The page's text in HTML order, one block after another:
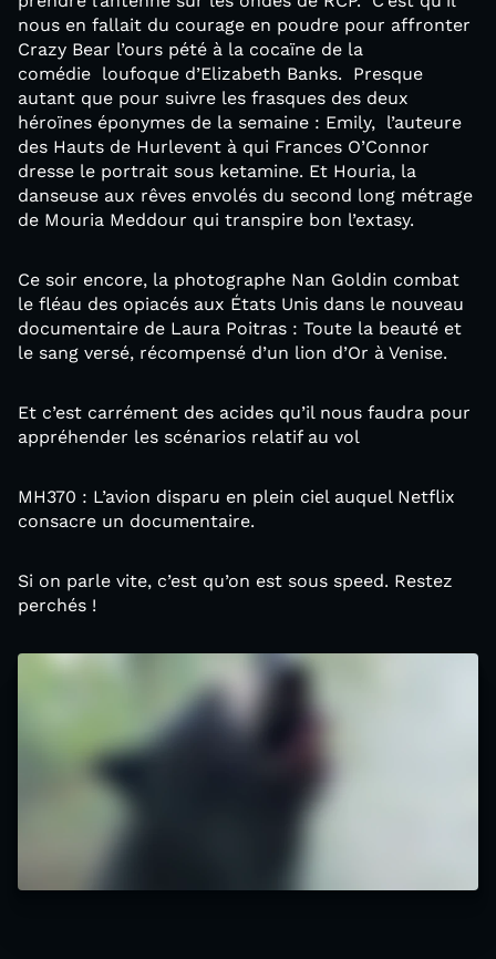
nous en fallait du courage en poudre pour affronter
Crazy Bear l’ours pété à la cocaïne de la
comédie loufoque d’Elizabeth Banks. Presque
autant que pour suivre les frasques des deux
héroïnes éponymes de la semaine : Emily, l’auteure
des Hauts de Hurlevent à qui Frances O’Connor
dresse le portrait sous ketamine. Et Houria, la
danseuse aux rêves envolés du second long métrage
de Mouria Meddour qui transpire bon l’extasy.
Ce soir encore, la photographe Nan Goldin combat
le fléau des opiacés aux États Unis dans le nouveau
documentaire de Laura Poitras : Toute la beauté et
le sang versé, récompensé d’un lion d’Or à Venise.
Et c’est carrément des acides qu’il nous faudra pour
appréhender les scénarios relatif au vol
MH370 : L’avion disparu en plein ciel auquel Netflix
consacre un documentaire.
Si on parle vite, c’est qu’on est sous speed. Restez
perchés !